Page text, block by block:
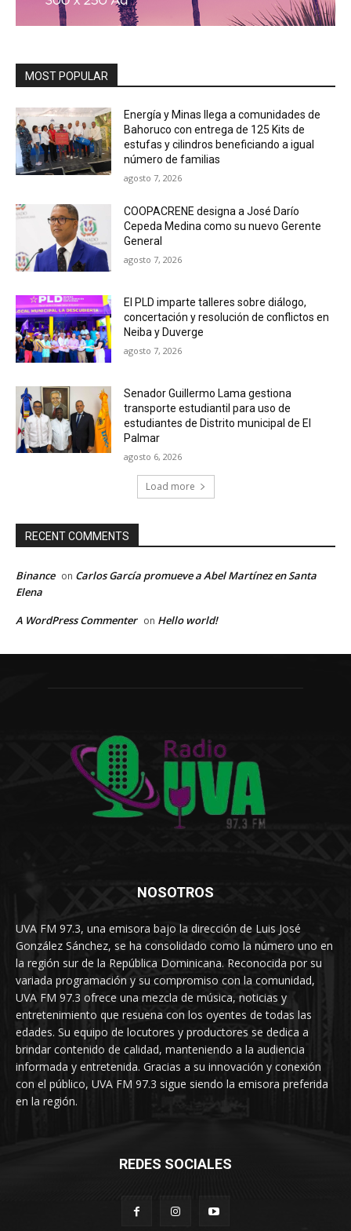
MOST POPULAR
Energía y Minas llega a comunidades de
Bahoruco con entrega de 125 Kits de
estufas y cilindros beneficiando a igual
número de familias
agosto 7, 2026
COOPACRENE designa a José Darío
Cepeda Medina como su nuevo Gerente
General
agosto 7, 2026
El PLD imparte talleres sobre diálogo,
concertación y resolución de conflictos en
Neiba y Duverge
agosto 7, 2026
Senador Guillermo Lama gestiona
transporte estudiantil para uso de
estudiantes de Distrito municipal de El
Palmar
agosto 6, 2026
Load more
RECENT COMMENTS
Binance on Carlos García promueve a Abel Martínez en Santa
Elena
A WordPress Commenter on Hello world!
NOSOTROS
UVA FM 97.3, una emisora bajo la dirección de Luis José
González Sánchez, se ha consolidado como la número uno en
la región sur de la República Dominicana. Reconocida por su
variada programación y su compromiso con la comunidad,
UVA FM 97.3 ofrece una mezcla de música, noticias y
entretenimiento que resuena con los oyentes de todas las
edades. Su equipo de locutores y productores se dedica a
brindar contenido de calidad, manteniendo a la audiencia
informada y entretenida. Gracias a su innovación y conexión
con el público, UVA FM 97.3 sigue siendo la emisora preferida
en la región.
REDES SOCIALES